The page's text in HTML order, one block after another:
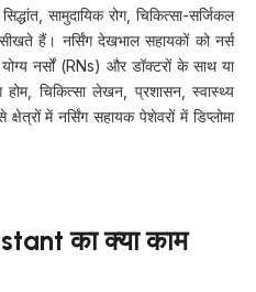
सामुदायिक रोग, चिकित्सा-सर्जिकल
हैं। नर्सिंग देखभाल सहायकों को नर्स
नर्सों (RNs) और डॉक्टरों के साथ या
चिकित्सा लेखन, प्रशासन, स्वास्थ्य
में नर्सिंग सहायक पेशेवरों में डिप्लोमा
का क्या काम